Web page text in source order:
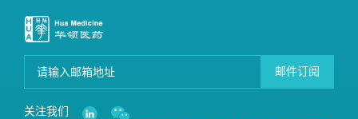
邮件订阅
关注我们